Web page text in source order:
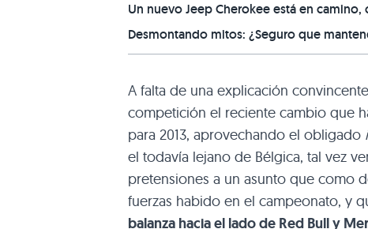
Un nuevo Jeep Cherokee está en
Desmontando mitos: ¿Seguro que
A falta de una explicación
competición el reciente cambio que
para 2013, aprovechando el obligado
el todavía lejano de Bélgica, tal vez
pretensiones a un asunto que como
fuerzas habido en el campeonato, y
balanza hacia el lado de Red Bull y